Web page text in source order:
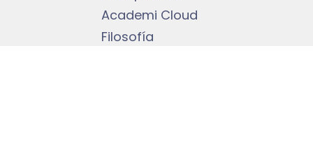
Academi Cloud
Filosofía